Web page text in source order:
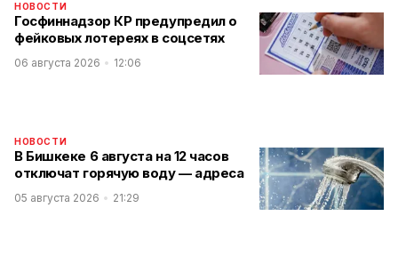
НОВОСТИ
Госфиннадзор КР предупредил о
фейковых лотереях в соцсетях
06 августа 2026 12:06
НОВОСТИ
В Бишкеке 6 августа на 12 часов
отключат горячую воду — адреса
05 августа 2026 21:29